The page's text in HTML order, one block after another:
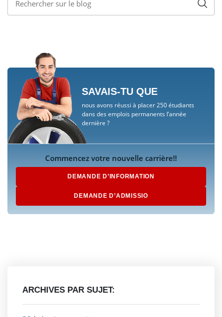
SAVAIS-TU QUE
nous avons réussi à placer 250 étudiants
dans des emplois permanents l’année
dernière ?
Commencez votre nouvelle carrière!!
DEMANDE D’INFORMATION
DEMANDE D’ADMISSIO
ARCHIVES PAR SUJET: